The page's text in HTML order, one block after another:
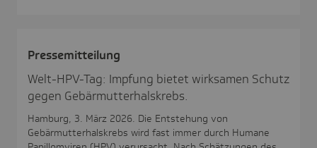
Pres­se­mit­tei­lung
Welt-HPV-Tag: Impfung bietet wirksamen Schutz
gegen Gebärmutterhalskrebs.
Hamburg, 3. März 2026. Die Entstehung von
Gebärmutterhalskrebs wird fast immer durch Humane